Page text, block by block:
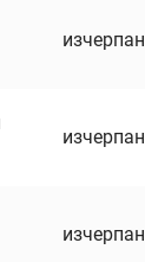
изчерпан
изчерпан
изчерпан